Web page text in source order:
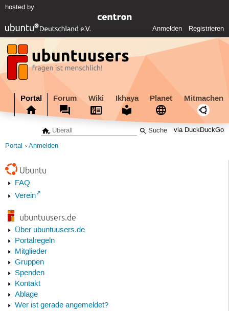
hosted by
Anmelden Registrieren
Portal Forum Wiki Ikhaya Planet Mitmachen
via DuckDuckGo
Portal Anmelden
Ubuntu
FAQ
Verein
ubuntuusers.de
Über ubuntuusers.de
Portalregeln
Mitglieder
Gruppen
Spenden
Kontakt
Ablage
Wer ist gerade angemeldet?